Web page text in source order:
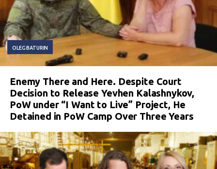
OLEG BATURIN
Enemy There and Here. Despite Court
Decision to Release Yevhen Kalashnykov,
PoW under “I Want to Live” Project, He
Detained in PoW Camp Over Three Years